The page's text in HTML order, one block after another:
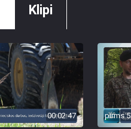
Klipi
00:02:47 pirms